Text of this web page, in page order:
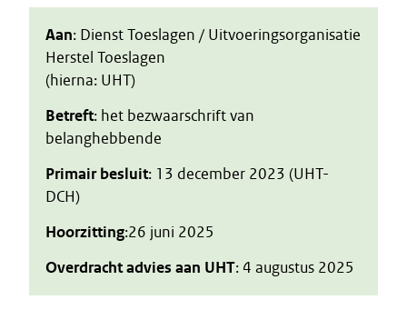
Aan: Dienst Toeslagen / Uitvoeringsorganisatie
Herstel Toeslagen
(hierna: UHT)
Betreft: het bezwaarschrift van
belanghebbende
Primair besluit: 13 december 2023 (UHT-
DCH)
Hoorzitting:26 juni 2025
Overdracht advies aan UHT: 4 augustus 2025